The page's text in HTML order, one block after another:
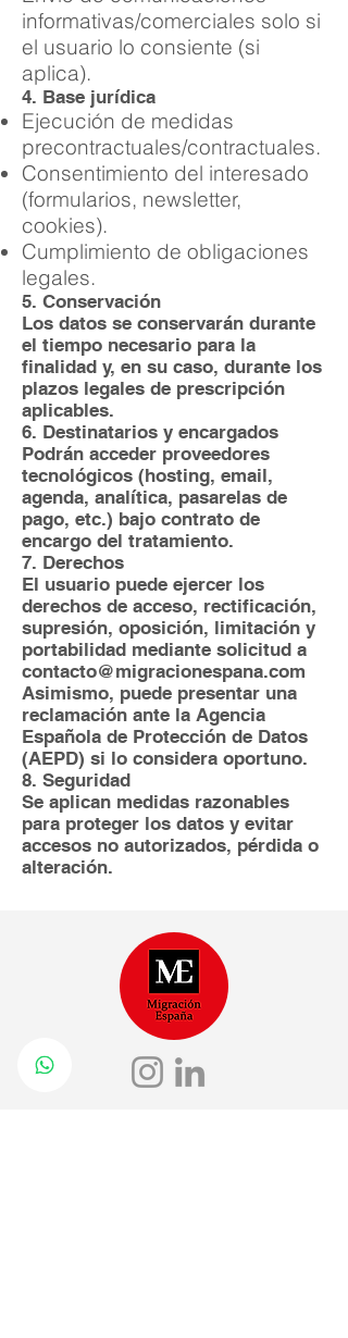
informativas/comerciales solo si
el usuario lo consiente (si
aplica).
4. Base jurídica
Ejecución de medidas
precontractuales/contractuales.
Consentimiento del interesado
(formularios, newsletter,
cookies).
Cumplimiento de obligaciones
legales.
5. Conservación
Los datos se conservarán durante
el tiempo necesario para la
finalidad y, en su caso, durante los
plazos legales de prescripción
aplicables.
6. Destinatarios y encargados
Podrán acceder proveedores
tecnológicos (hosting, email,
agenda, analítica, pasarelas de
pago, etc.) bajo contrato de
encargo del tratamiento.
7. Derechos
El usuario puede ejercer los
derechos de acceso, rectificación,
supresión, oposición, limitación y
portabilidad mediante solicitud a
contacto@migracionespana.com
Asimismo, puede presentar una
reclamación ante la Agencia
Española de Protección de Datos
(AEPD) si lo considera oportuno.
8. Seguridad
Se aplican medidas razonables
para proteger los datos y evitar
accesos no autorizados, pérdida o
alteración.